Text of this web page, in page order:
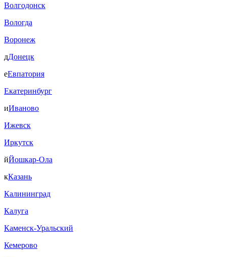
Волгодонск
Вологда
Воронеж
дДонецк
еЕвпатория
Екатеринбург
иИваново
Ижевск
Иркутск
йЙошкар-Ола
кКазань
Калининград
Калуга
Каменск-Уральский
Кемерово